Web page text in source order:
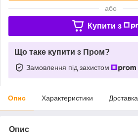
або
Купити з
Що таке купити з Пром?
Замовлення під захистом
Опис Характеристики Доставка
Опис